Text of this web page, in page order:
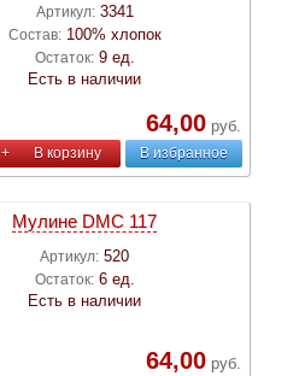
Артикул: 3341
Состав: 100% хлопок
Остаток: 9 ед.
Есть в наличии
64,00руб.
+ В корзину В избранное
Мулине DMC 117
Артикул: 520
Остаток: 6 ед.
Есть в наличии
64,00руб.